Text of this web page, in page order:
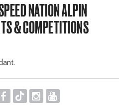
NATION ALPIN
& COMPETITIONS
F T I Y